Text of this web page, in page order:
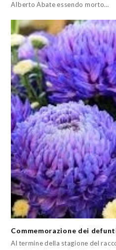
Alberto Abate essendo morto…
Commemorazione dei
Al termine della stagione del